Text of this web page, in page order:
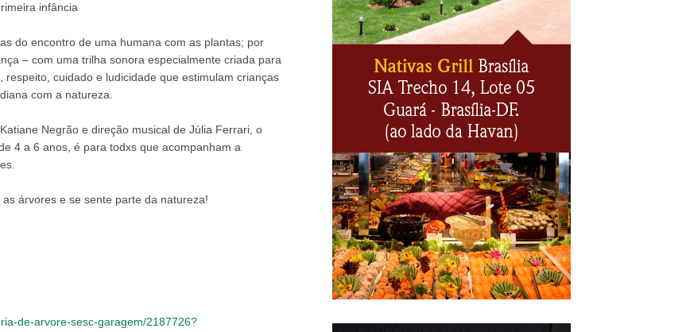
infância
do encontro de uma humana com as plantas; por
– com uma trilha sonora especialmente criada para
cuidado e ludicidade que estimulam crianças
com a natureza.
Negrão e direção musical de Júlia Ferrari, o
4 a 6 anos, é para todxs que acompanham a
árvores e se sente parte da natureza!
de-arvore-sesc-garagem/2187726?